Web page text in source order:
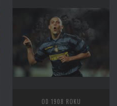
OD 1908 ROKU